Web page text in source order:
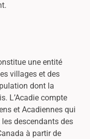
une entité
villages et des
dont la
L’Acadie compte
et Acadiennes qui
descendants des
à partir de